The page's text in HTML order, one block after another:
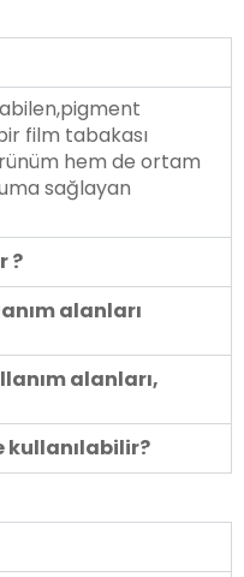
film tabakası
hem de ortam
sağlayan
?
alanları
alanları,
kullanılabilir?